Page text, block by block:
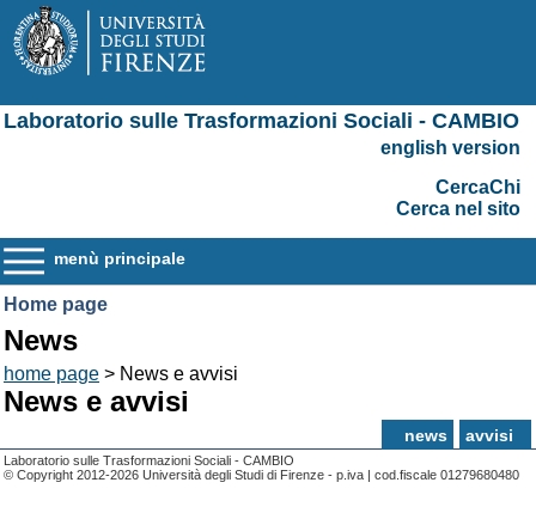
Laboratorio sulle Trasformazioni Sociali - CAMBIO
english version
CercaChi
Cerca nel sito
menù principale
Home page
News
home page > News e avvisi
News e avvisi
news avvisi
Laboratorio sulle Trasformazioni Sociali - CAMBIO
© Copyright 2012-2026 Università degli Studi di Firenze - p.iva | cod.fiscale 01279680480